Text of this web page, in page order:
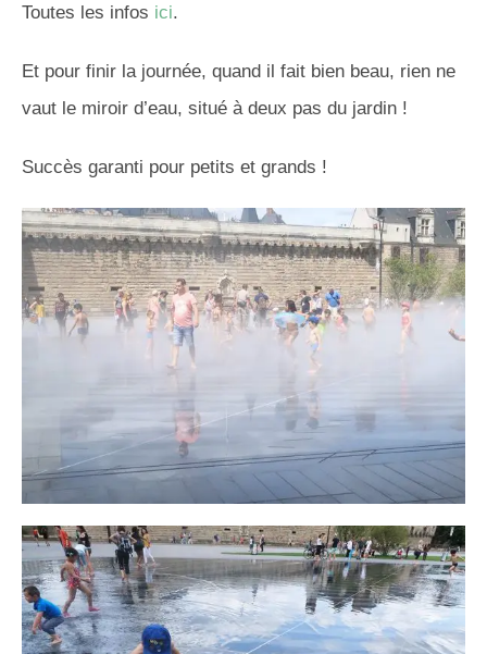
Toutes les infos ici.
Et pour finir la journée, quand il fait bien beau, rien ne
vaut le miroir d’eau, situé à deux pas du jardin !
Succès garanti pour petits et grands !